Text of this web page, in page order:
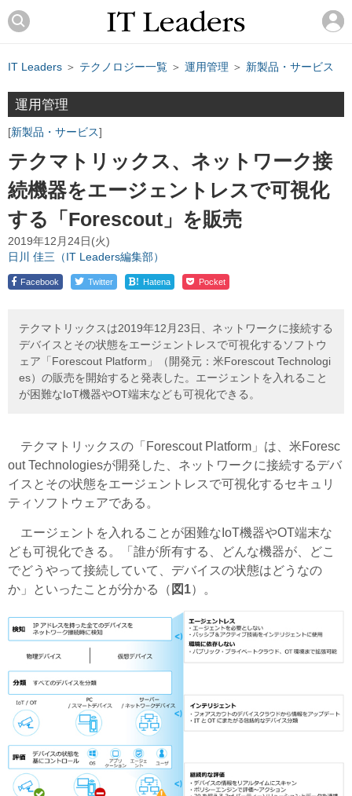
IT Leaders ＞ テクノロジー一覧 ＞ 運用管理 ＞ 新製品・サービス
運用管理
新製品・サービス
テクマトリックス、ネットワーク接
続機器をエージェントレスで可視化
する「Forescout」を販売
2019年12月24日(火)
日川 佳三（IT Leaders編集部）
Facebook Twitter ! Hatena Pocket
テクマトリックスは2019年12月23日、ネットワークに接続する
デバイスとその状態をエージェントレスで可視化するソフトウ
ェア「Forescout Platform」（開発元：米Forescout Technologi
es）の販売を開始すると発表した。エージェントを入れること
が困難なIoT機器やOT端末なども可視化できる。
テクマトリックスの「Forescout Platform」は、 米Foresc
out Technologiesが開発した、 ネットワークに接続するデバ
イスとその状態をエージェントレスで可視化するセキュリ
ティソフトウェアである。
エージェントを入れることが困難なIoT機器やOT端末な
ども可視化できる。「誰が所有する、どんな機器が、どこ
でどうやって接続していて、デバイスの状態はどうなの
か」といったことが分かる（ 図1）。